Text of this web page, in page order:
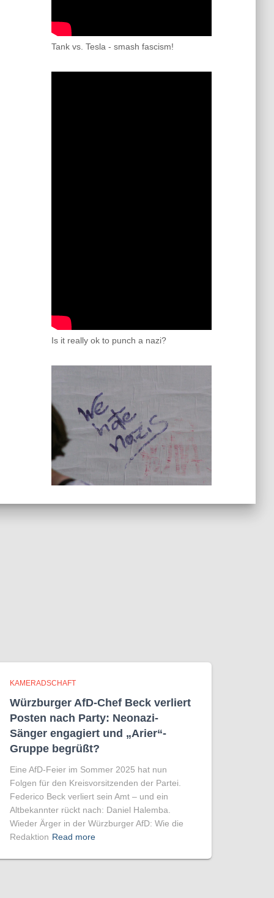
Tank vs. Tesla - smash fascism!
Is it really ok to punch a nazi?
KAMERADSCHAFT
Würzburger AfD-Chef Beck verliert
Posten nach Party: Neonazi-
Sänger engagiert und „Arier“-
Gruppe begrüßt?
Eine AfD-Feier im Sommer 2025 hat nun
Folgen für den Kreisvorsitzenden der Partei.
Federico Beck verliert sein Amt – und ein
Altbekannter rückt nach: Daniel Halemba.
Wieder Ärger in der Würzburger AfD: Wie die
Redaktion Read more